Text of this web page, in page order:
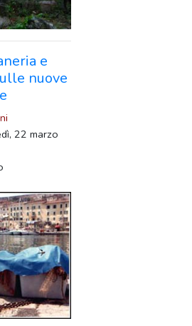
e
nuove
22 marzo